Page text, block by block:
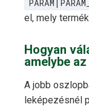
el, mely
Hogyan
amelybe
A jobb
leképezésnél